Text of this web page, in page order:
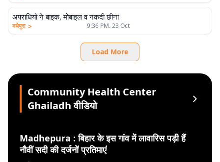
अपराधियों ने बाइक, मोबाइल व नकदी छीना
मधेपुरा > 9:36 PM. 23 Oct
Load More
Community Health Center
Ghailadh वीडियो
Madhepura : बिहार के इस गांव में लावारिस पड़ी हैं
नौवीं सदी की दर्जनों प्रतिमाएं